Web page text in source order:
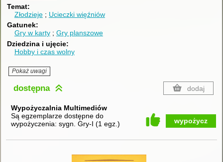
Temat
Złodzieje
Ucieczki więźniów
Gatunek
Gry w karty
Gry planszowe
Dziedzina i ujęcie
Hobby i czas wolny
Pokaż uwagi
dostępna dodaj
Wypożyczalnia Multimediów
Są egzemplarze dostępne do
wypożyczenia: sygn. Gry-I (1 egz. ) wypożycz